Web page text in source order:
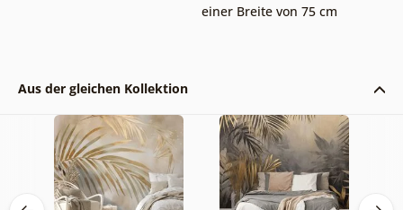
einer Breite von 75 cm
Aus der gleichen Kollektion